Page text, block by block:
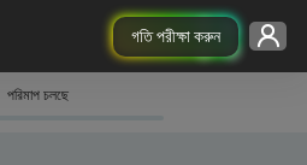
গতি পরীক্ষা করুন
পরিমাপ চলছে